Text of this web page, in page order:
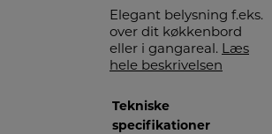
Elegant belysning f.eks.
over dit køkkenbord
eller i gangareal. Læs
hele beskrivelsen
Tekniske
specifikationer